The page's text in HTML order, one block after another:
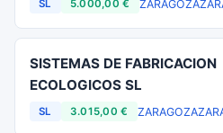
SL 5.000,00 € ZARAGOZA
SISTEMAS DE FABRICACION
ECOLOGICOS SL
SL 3.015,00 € ZARAGOZA